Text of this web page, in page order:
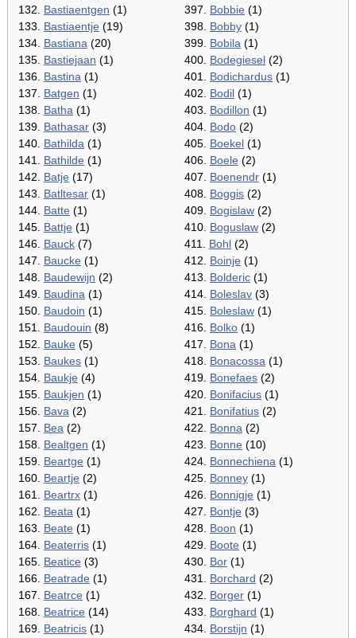
132. Bastiaentgen (1)
133. Bastiaentje (19)
134. Bastiana (20)
135. Bastiejaan (1)
136. Bastina (1)
137. Batgen (1)
138. Batha (1)
139. Bathasar (3)
140. Bathilda (1)
141. Bathilde (1)
142. Batje (17)
143. Batltesar (1)
144. Batte (1)
145. Battje (1)
146. Bauck (7)
147. Baucke (1)
148. Baudewijn (2)
149. Baudina (1)
150. Baudoin (1)
151. Baudouin (8)
152. Bauke (5)
153. Baukes (1)
154. Baukje (4)
155. Baukjen (1)
156. Bava (2)
157. Bea (2)
158. Bealtgen (1)
159. Beartge (1)
160. Beartje (2)
161. Beartrx (1)
162. Beata (1)
163. Beate (1)
164. Beaterris (1)
165. Beatice (3)
166. Beatrade (1)
167. Beatrce (1)
168. Beatrice (14)
169. Beatricis (1)
397. Bobbie (1)
398. Bobby (1)
399. Bobila (1)
400. Bodegiesel (2)
401. Bodichardus (1)
402. Bodil (1)
403. Bodillon (1)
404. Bodo (2)
405. Boekel (1)
406. Boele (2)
407. Boenendr (1)
408. Boggis (2)
409. Bogislaw (2)
410. Boguslaw (2)
411. Bohl (2)
412. Boinje (1)
413. Bolderic (1)
414. Boleslav (3)
415. Boleslaw (1)
416. Bolko (1)
417. Bona (1)
418. Bonacossa (1)
419. Bonefaes (2)
420. Bonifacius (1)
421. Bonifatius (2)
422. Bonna (2)
423. Bonne (10)
424. Bonnechiena (1)
425. Bonney (1)
426. Bonnigje (1)
427. Bontje (3)
428. Boon (1)
429. Boote (1)
430. Bor (1)
431. Borchard (2)
432. Borger (1)
433. Borghard (1)
434. Borstijn (1)